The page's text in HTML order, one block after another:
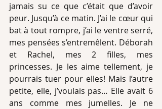
jamais su ce que c’était que d’avoir
peur. Jusqu’à ce matin. J’ai le cœur qui
bat à tout rompre, j’ai le ventre serré,
mes pensées s’entremêlent. Déborah
et Rachel, mes 2 filles, mes
princesses. Je les aime tellement, je
pourrais tuer pour elles! Mais l’autre
petite, elle, j’voulais pas… Elle avait 6
ans comme mes jumelles. Je ne